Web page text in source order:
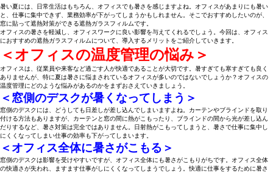
暑い夏には、日常生活はもちろん、オフィスでも暑さを感じますよね。オフィスがあまりにも暑い
と、仕事に集中できず、業務効率が下がってしまうかもしれません。そこでおすすめしたいのが、
窓に貼って遮熱対策ができる遮熱ガラスフィルムです。
オフィスの暑さを軽減し、オフィスワークに良い影響を与えてくれるでしょう。今回は、オフィス
におすすめの遮熱ガラスフィルムについて、導入するメリットをご紹介していきます。
＜オフィスの温度管理の悩み＞
オフィスは、従業員や来客など過ごす人が快適であることが大切です。暑すぎても寒すぎても良く
ありませんが、特に夏は暑さに悩まされているオフィスが多いのではないでしょうか？オフィスの
温度管理にどのような悩みがあるのかをまずおさえていきましょう。
＜窓側のデスクが暑くなってしまう＞
窓側のデスクには、どうしても日差しが差し込んでしまいますよね。カーテンやブラインドを取り
付ける方法もありますが、カーテンと窓の間に熱がこもったり、ブラインドの間から光が差し込ん
だりするなど、暑さ対策は完全ではありません。日射熱がこもってしまうと、暑さで仕事に集中し
にくくなってしまい仕事の効率も下がってしまいます。
＜オフィス全体に暑さがこもる＞
窓側のデスクは影響を受けやすいですが、オフィス全体にも暑さがこもりがちです。オフィス全体
の快適さが失われ、ますます仕事がしにくくなってしまうでしょう。快適に仕事をするために暑さ